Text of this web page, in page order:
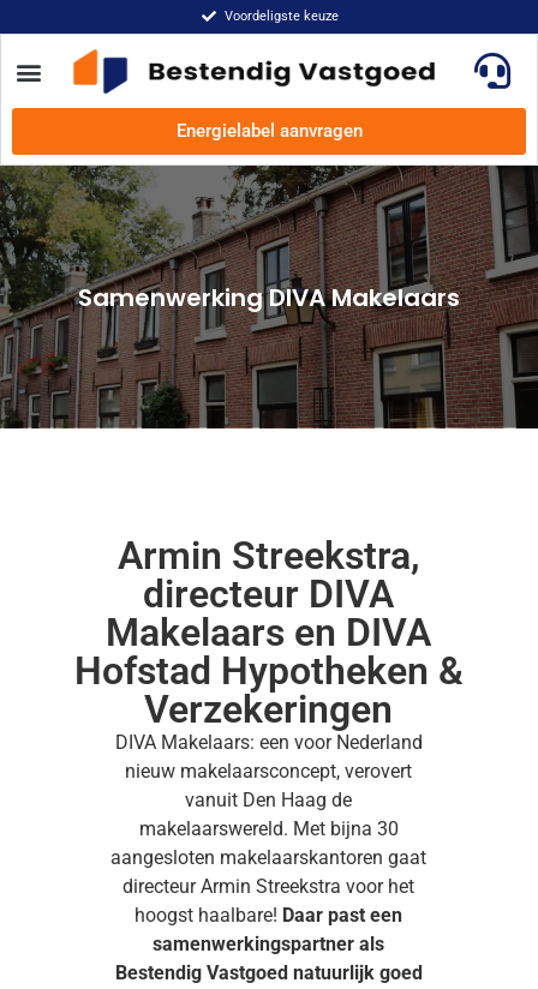
Voordeligste keuze
Energielabel aanvragen
Samenwerking DIVA Makelaars
Armin Streekstra,
directeur DIVA
Makelaars en DIVA
Hofstad Hypotheken &
Verzekeringen
DIVA Makelaars: een voor Nederland
nieuw makelaarsconcept, verovert
vanuit Den Haag de
makelaarswereld. Met bijna 30
aangesloten makelaarskantoren gaat
directeur Armin Streekstra voor het
hoogst haalbare! Daar past een
samenwerkingspartner als
Bestendig Vastgoed natuurlijk goed